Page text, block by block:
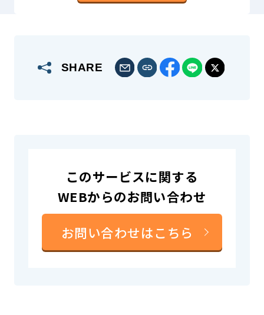
SHARE
このサービスに関する
WEBからのお問い合わせ
お問い合わせはこちら